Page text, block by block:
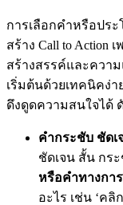
การเลือกคำหรือปร
สร้าง Call to
สร้างสรรค์และควา
เริ่มต้นด้วยเทคนิคง่
ดึงดูดความสนใจได้
คำกระชับ ชัดเ
ชัดเจน สั้น กร
หรือคำทางการ
อะไร เช่น ‘คลิ